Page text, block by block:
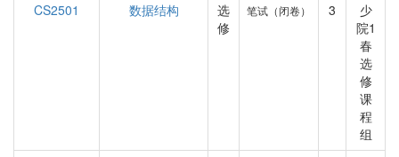
CS2501
数据结构
选
修
笔试（闭卷） 3
少
院1
春
选
修
课
程
组